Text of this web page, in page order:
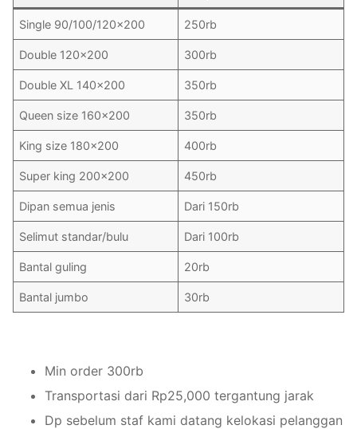
Single 90/100/120×200 250rb
Double 120×200 300rb
Double XL 140×200 350rb
Queen size 160×200 350rb
King size 180×200 400rb
Super king 200×200 450rb
Dipan semua jenis Dari 150rb
Selimut standar/bulu Dari 100rb
Bantal guling 20rb
Bantal jumbo 30rb
Min order 300rb
Transportasi dari Rp25,000 tergantung jarak
Dp sebelum staf kami datang kelokasi pelanggan